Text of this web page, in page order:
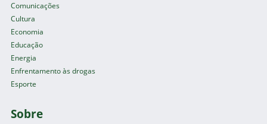
Comunicações
Cultura
Economia
Educação
Energia
Enfrentamento às drogas
Esporte
Sobre